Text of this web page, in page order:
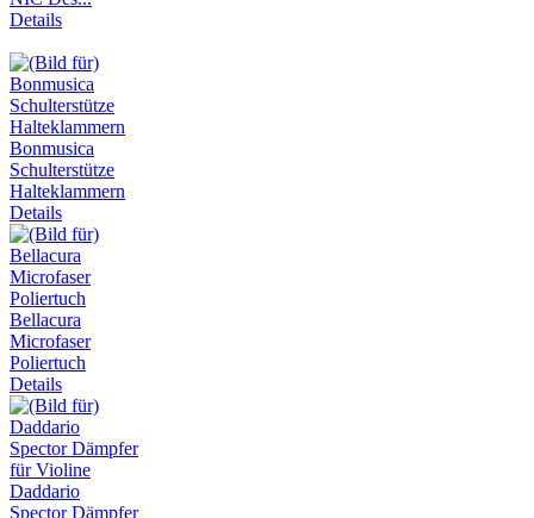
Details
Bonmusica
Schulterstütze
Halteklammern
Details
Bellacura
Microfaser
Poliertuch
Details
Daddario
Spector Dämpfer